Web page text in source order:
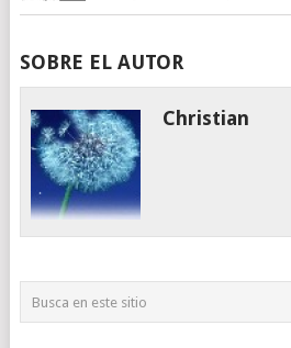
SOBRE EL AUTOR
Christian